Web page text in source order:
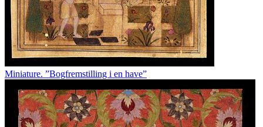
Miniature. ”Bogfremstilling i en have”